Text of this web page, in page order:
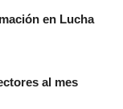
en Lucha
al mes